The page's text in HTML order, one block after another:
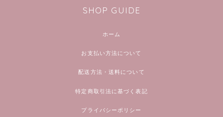
SHOP GUIDE
ホーム
お支払い方法について
配送方法・送料について
特定商取引法に基づく表記
プライバシーポリシー